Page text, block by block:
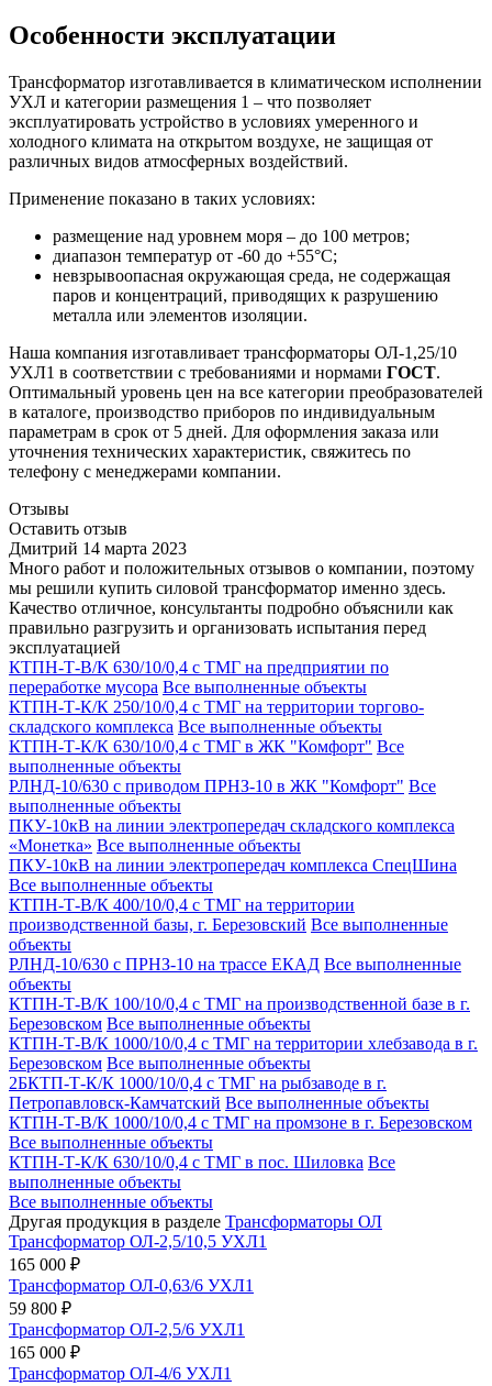
Особенности эксплуатации
Трансформатор изготавливается в климатическом исполнении
УХЛ и категории размещения 1 – что позволяет
эксплуатировать устройство в условиях умеренного и
холодного климата на открытом воздухе, не защищая от
различных видов атмосферных воздействий.
Применение показано в таких условиях:
размещение над уровнем моря – до 100 метров;
диапазон температур от -60 до +55°С;
невзрывоопасная окружающая среда, не содержащая
паров и концентраций, приводящих к разрушению
металла или элементов изоляции.
Наша компания изготавливает трансформаторы ОЛ-1,25/10
УХЛ1 в соответствии с требованиями и нормами ГОСТ.
Оптимальный уровень цен на все категории преобразователей
в каталоге, производство приборов по индивидуальным
параметрам в срок от 5 дней. Для оформления заказа или
уточнения технических характеристик, свяжитесь по
телефону с менеджерами компании.
Отзывы
Оставить отзыв
Дмитрий 14 марта 2023
Много работ и положительных отзывов о компании, поэтому
мы решили купить силовой трансформатор именно здесь.
Качество отличное, консультанты подробно объяснили как
правильно разгрузить и организовать испытания перед
эксплуатацией
КТПН-Т-В/К 630/10/0,4 с ТМГ на предприятии по
переработке мусора Все выполненные объекты
КТПН-Т-К/К 250/10/0,4 с ТМГ на территории торгово-
складского комплекса Все выполненные объекты
КТПН-Т-К/К 630/10/0,4 с ТМГ в ЖК "Комфорт" Все
выполненные объекты
РЛНД-10/630 с приводом ПРНЗ-10 в ЖК "Комфорт" Все
выполненные объекты
ПКУ-10кВ на линии электропередач складского комплекса
«Монетка» Все выполненные объекты
ПКУ-10кВ на линии электропередач комплекса СпецШина
Все выполненные объекты
КТПН-Т-В/К 400/10/0,4 с ТМГ на территории
производственной базы, г. Березовский Все выполненные
объекты
РЛНД-10/630 с ПРНЗ-10 на трассе ЕКАД Все выполненные
объекты
КТПН-Т-В/К 100/10/0,4 с ТМГ на производственной базе в г.
Березовском Все выполненные объекты
КТПН-Т-В/К 1000/10/0,4 с ТМГ на территории хлебзавода в г.
Березовском Все выполненные объекты
2БКТП-Т-К/К 1000/10/0,4 с ТМГ на рыбзаводе в г.
Петропавловск-Камчатский Все выполненные объекты
КТПН-Т-В/К 1000/10/0,4 с ТМГ на промзоне в г. Березовском
Все выполненные объекты
КТПН-Т-К/К 630/10/0,4 с ТМГ в пос. Шиловка Все
выполненные объекты
Все выполненные объекты
Другая продукция в разделе Трансформаторы ОЛ
Трансформатор ОЛ-2,5/10,5 УХЛ1
165 000 ₽
Трансформатор ОЛ-0,63/6 УХЛ1
59 800 ₽
Трансформатор ОЛ-2,5/6 УХЛ1
165 000 ₽
Трансформатор ОЛ-4/6 УХЛ1